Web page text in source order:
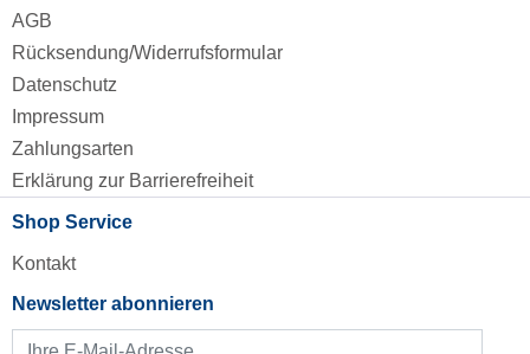
AGB
Rücksendung/Widerrufsformular
Datenschutz
Impressum
Zahlungsarten
Erklärung zur Barrierefreiheit
Shop Service
Kontakt
Newsletter abonnieren